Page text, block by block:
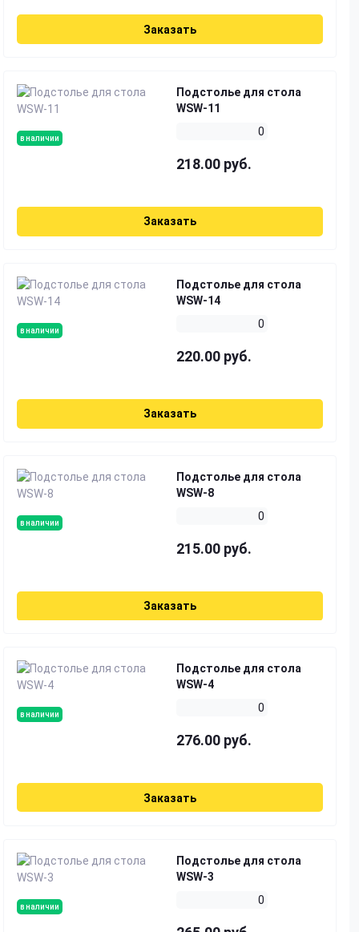
Заказать
в наличии
Подстолье для стола
WSW-11
0
218.00 руб.
Заказать
в наличии
Подстолье для стола
WSW-14
0
220.00 руб.
Заказать
в наличии
Подстолье для стола
WSW-8
0
215.00 руб.
Заказать
в наличии
Подстолье для стола
WSW-4
0
276.00 руб.
Заказать
в наличии
Подстолье для стола
WSW-3
0